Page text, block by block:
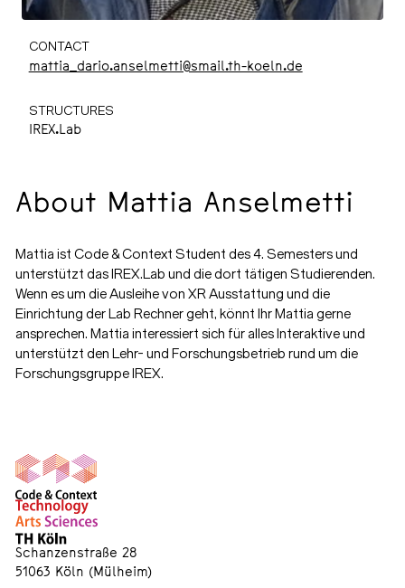
CONTACT
mattia_dario.anselmetti@smail.th-koeln.de
STRUCTURES
IREX.Lab
About Mattia Anselmetti
Mattia ist Code & Context Student des 4. Semesters und
unterstützt das IREX.Lab und die dort tätigen Studierenden.
Wenn es um die Ausleihe von XR Ausstattung und die
Einrichtung der Lab Rechner geht, könnt Ihr Mattia gerne
ansprechen. Mattia interessiert sich für alles Interaktive und
unterstützt den Lehr- und Forschungsbetrieb rund um die
Forschungsgruppe IREX.
Schanzenstraße 28
51063 Köln (Mülheim)